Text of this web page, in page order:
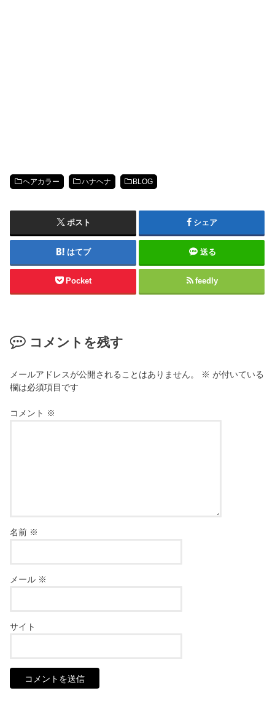
ヘアカラー ハナヘナ BLOG
ポスト シェア
はてブ 送る
Pocket feedly
コメントを残す
メールアドレスが公開されることはありません。 ※ が付いている
欄は必須項目です
コメント ※
名前 ※
メール ※
サイト